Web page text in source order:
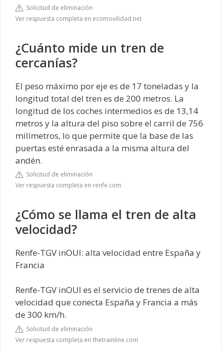
Solicitud de eliminación
Ver respuesta completa en ecomovilidad.net
¿Cuánto mide un tren de
cercanías?
El peso máximo por eje es de 17 toneladas y la
longitud total del tren es de 200 metros. La
longitud de los coches intermedios es de 13,14
metros y la altura del piso sobre el carril de 756
milímetros, lo que permite que la base de las
puertas esté enrasada a la misma altura del
andén.
Solicitud de eliminación
Ver respuesta completa en renfe.com
¿Cómo se llama el tren de alta
velocidad?
Renfe-TGV inOUI: alta velocidad entre España y
Francia
Renfe-TGV inOUI es el servicio de trenes de alta
velocidad que conecta España y Francia a más
de 300 km/h.
Solicitud de eliminación
Ver respuesta completa en thetrainline.com